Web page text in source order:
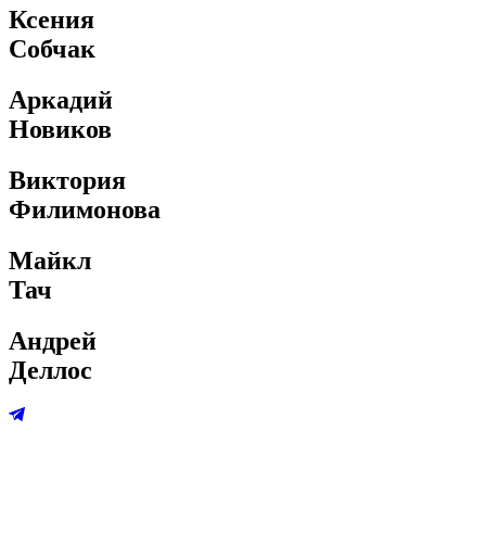
Ксения
Собчак
Аркадий
Новиков
Виктория
Филимонова
Майкл
Тач
Андрей
Деллос